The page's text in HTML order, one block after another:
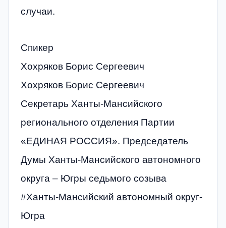
случаи.
Спикер
Хохряков Борис Сергеевич
Хохряков Борис Сергеевич
Секретарь Ханты-Мансийского
регионального отделения Партии
«ЕДИНАЯ РОССИЯ». Председатель
Думы Ханты-Мансийского автономного
округа – Югры седьмого созыва
#Ханты-Мансийский автономный округ-
Югра